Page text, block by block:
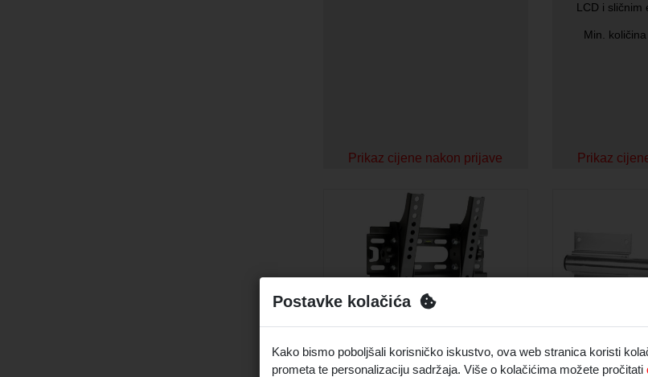
Prikaz cijene nakon prijave
LCD i sličnim
Min.
Prikaz
TV nosač, max VESA 200,
Ravni bočni
Postavke kolačića
Kako bismo poboljšali korisničko iskustvo, ova web stranica koristi
prometa te personalizaciju sadržaja. Više o kolačićima možete pročitati